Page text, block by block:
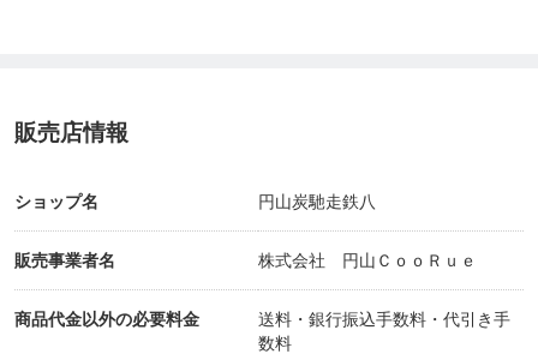
販売店情報
ショップ名 円山炭馳走鉄八
販売事業者名 株式会社 円山ＣｏｏＲｕｅ
商品代金以外の必要料金
送料・銀行振込手数料・代引き手
数料